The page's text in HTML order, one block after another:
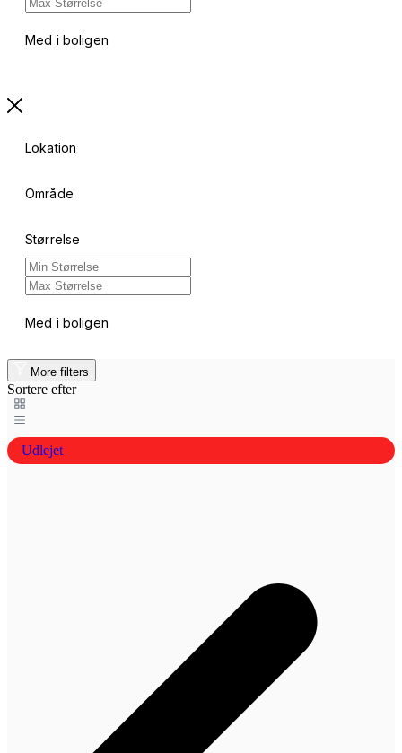
Med i boligen
Lokation
Område
Størrelse
Med i boligen
More filters
Sortere efter
Udlejet